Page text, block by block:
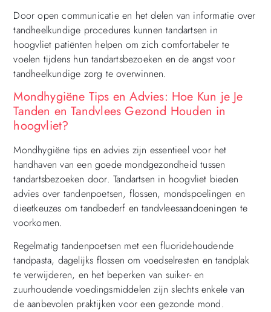
Door open communicatie en het delen van informatie over
tandheelkundige procedures kunnen tandartsen in
hoogvliet patiënten helpen om zich comfortabeler te
voelen tijdens hun tandartsbezoeken en de angst voor
tandheelkundige zorg te overwinnen.
Mondhygiëne Tips en Advies: Hoe Kun je Je
Tanden en Tandvlees Gezond Houden in
hoogvliet?
Mondhygiëne tips en advies zijn essentieel voor het
handhaven van een goede mondgezondheid tussen
tandartsbezoeken door. Tandartsen in hoogvliet bieden
advies over tandenpoetsen, flossen, mondspoelingen en
dieetkeuzes om tandbederf en tandvleesaandoeningen te
voorkomen.
Regelmatig tandenpoetsen met een fluoridehoudende
tandpasta, dagelijks flossen om voedselresten en tandplak
te verwijderen, en het beperken van suiker- en
zuurhoudende voedingsmiddelen zijn slechts enkele van
de aanbevolen praktijken voor een gezonde mond.